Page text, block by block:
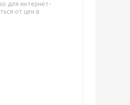
для интернет-
от цен в